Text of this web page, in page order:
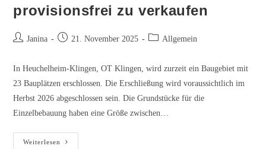
provisionsfrei zu verkaufen
Beitrags-
Janina
Beitrag21. November 2025
Beitrags-
Allgemein
In Heuchelheim-Klingen, OT Klingen, wird zurzeit ein Baugebiet mit
23 Bauplätzen erschlossen. Die Erschließung wird voraussichtlich im
Herbst 2026 abgeschlossen sein. Die Grundstücke für die
Einzelbebauung haben eine Größe zwischen…
Weiterlesen